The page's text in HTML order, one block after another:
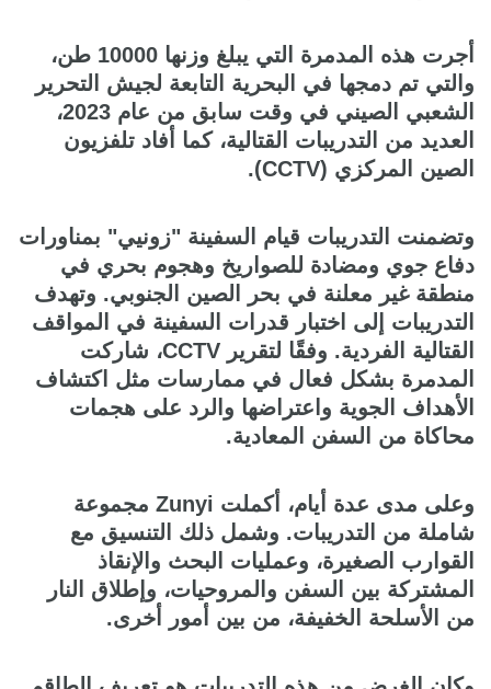
أجرت هذه المدمرة التي يبلغ وزنها 10000 طن،
والتي تم دمجها في البحرية التابعة لجيش التحرير
الشعبي الصيني في وقت سابق من عام 2023،
العديد من التدريبات القتالية، كما أفاد تلفزيون
الصين المركزي (CCTV).
وتضمنت التدريبات قيام السفينة "زونيي" بمناورات
دفاع جوي ومضادة للصواريخ وهجوم بحري في
منطقة غير معلنة في بحر الصين الجنوبي. وتهدف
التدريبات إلى اختبار قدرات السفينة في المواقف
القتالية الفردية. وفقًا لتقرير CCTV، شاركت
المدمرة بشكل فعال في ممارسات مثل اكتشاف
الأهداف الجوية واعتراضها والرد على هجمات
محاكاة من السفن المعادية.
وعلى مدى عدة أيام، أكملت Zunyi مجموعة
شاملة من التدريبات. وشمل ذلك التنسيق مع
القوارب الصغيرة، وعمليات البحث والإنقاذ
المشتركة بين السفن والمروحيات، وإطلاق النار
من الأسلحة الخفيفة، من بين أمور أخرى.